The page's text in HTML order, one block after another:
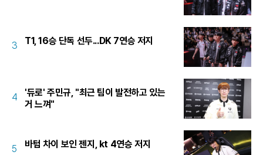
3 T1, 16승 단독 선두...DK 7연승 저지
4
'듀로' 주민규, "최근 팀이 발전하고 있는
거 느껴"
5 바텀 차이 보인 젠지, kt 4연승 저지